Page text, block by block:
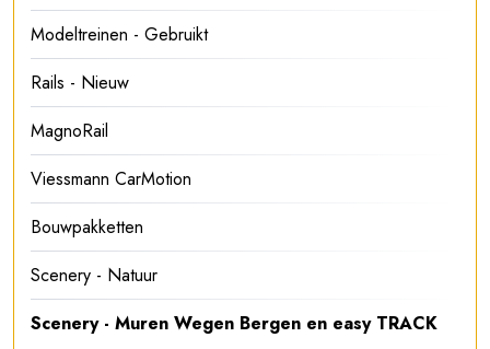
Modeltreinen - Gebruikt
Rails - Nieuw
MagnoRail
Viessmann CarMotion
Bouwpakketten
Scenery - Natuur
Scenery - Muren Wegen Bergen en easy TRACK